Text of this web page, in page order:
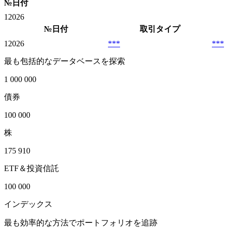
№ 日付
1 2026
№ 日付
取引タイプ
1 2026 *** ***
最も包括的なデータベースを探索
1 000 000
債券
100 000
株
175 910
ETF＆投資信託
100 000
インデックス
最も効率的な方法でポートフォリオを追跡